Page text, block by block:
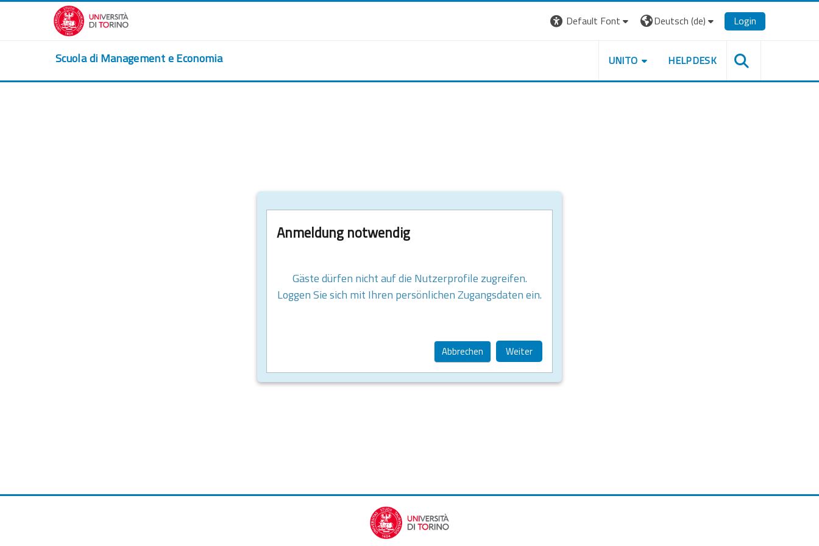
Zum Hauptinhalt
Default Font
Deutsch ‎(de)‎ Login
Scuola di Management e Economia UNITO HELPDESK
Anmeldung notwendig
Gäste dürfen nicht auf die Nutzerprofile zugreifen.
Loggen Sie sich mit Ihren persönlichen Zugangsdaten ein.
Abbrechen Weiter